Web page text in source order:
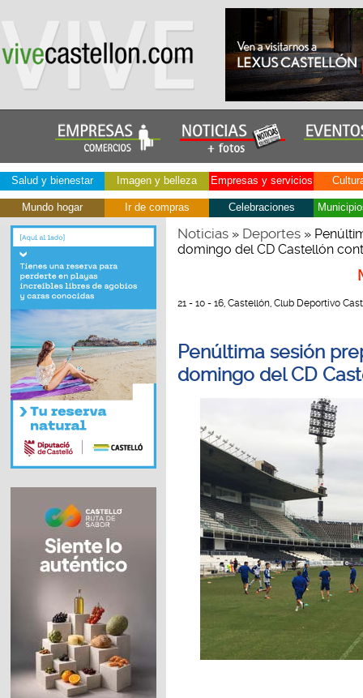
Salud y bienestar Imagen y belleza Empresas y servicios
Mundo hogar Ir de compras Celebraciones
Noticias» Deportes»
domingo del CD Castellón
21 - 10 - 16, Castellón, Club Deportivo
Penúltima sesión
domingo del CD